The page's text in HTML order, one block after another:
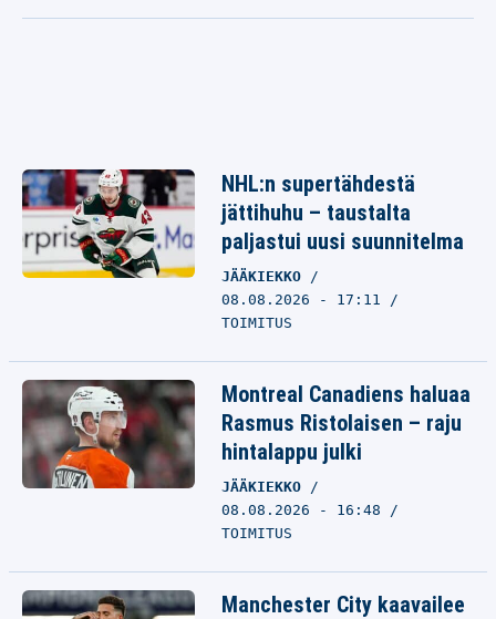
NHL:n supertähdestä
jättihuhu – taustalta
paljastui uusi suunnitelma
JÄÄKIEKKO
08.08.2026 - 17:11
TOIMITUS
Montreal Canadiens haluaa
Rasmus Ristolaisen – raju
hintalappu julki
JÄÄKIEKKO
08.08.2026 - 16:48
TOIMITUS
Manchester City kaavailee